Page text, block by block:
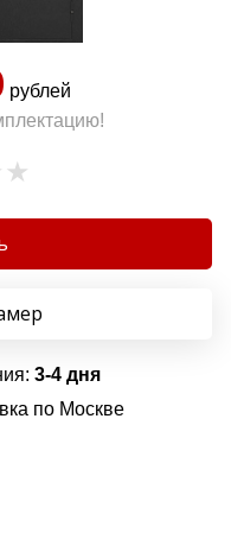
рублей
3-4 дня
по Москве